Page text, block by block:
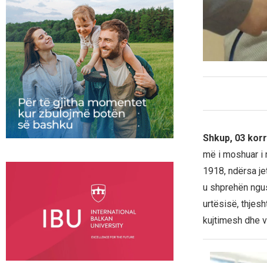
Shkup, 03
më i moshuar i
1918, ndërsa
u shprehën
urtësisë,
kujtimesh dhe